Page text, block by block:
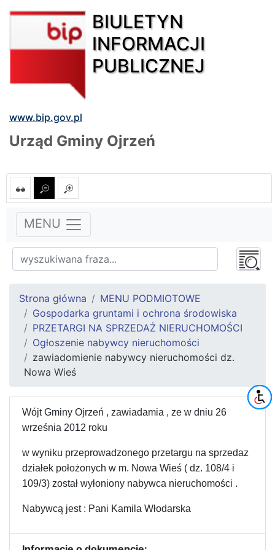
BIULETYN
INFORMACJI
PUBLICZNEJ
www.bip.gov.pl
Urząd Gminy Ojrzeń
MENU
Strona główna
MENU PODMIOTOWE
Gospodarka gruntami i ochrona środowiska
PRZETARGI NA SPRZEDAŻ NIERUCHOMOŚCI
Ogłoszenie nabywcy nieruchomości
zawiadomienie nabywcy nieruchomości dz.
Nowa Wieś
Wójt Gminy Ojrzeń , zawiadamia , ze w dniu 26
września 2012 roku
w wyniku przeprowadzonego przetargu na sprzedaz
działek położonych w m. Nowa Wieś ( dz. 108/4 i
109/3) został wyłoniony nabywca nieruchomości .
Nabywcą jest : Pani Kamila Włodarska